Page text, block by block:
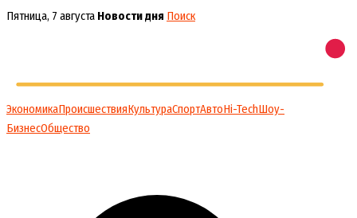
Перейти
Пятница, 7 августа Новости дня Поиск
ЭкономикаПроисшествияКультураСпортАвтоHi-TechШоу-
БизнесОбщество